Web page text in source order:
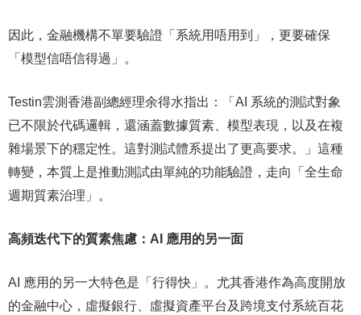
因此，金融機構不單要驗證「系統用唔用到」，更要確保
「模型信唔信得過」。
Testin雲測香港副總經理余得水指出：「AI 系統的測試對象
已不限於代碼邏輯，還涵蓋數據質素、模型表現，以及在複
雜場景下的穩定性。這對測試體系提出了更高要求。」這種
轉變，本質上是推動測試由單純的功能驗證，走向「全生命
週期質素治理」。
高頻迭代下的質素焦慮： AI 應用的另一面
AI 應用的另一大特色是「行得快」。尤其香港作為高度開放
的金融中心，虛擬銀行、虛擬資產平台及跨境支付系統百花